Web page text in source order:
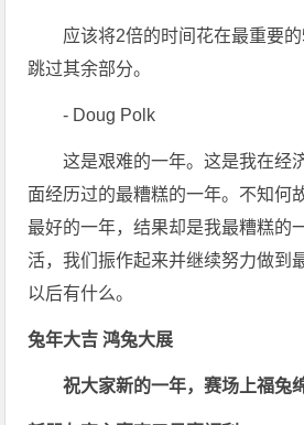
应该将2倍的时间花在最重要
跳过其余部分。
- Doug Polk
这是艰难的一年。这是我在经
面经历过的最糟糕的一年。不知何
最好的一年，结果却是我最糟糕的
活，我们振作起来并继续努力做到
以后有什么。
兔年大吉 鸿兔大展
祝大家新的一年，赛场上福兔